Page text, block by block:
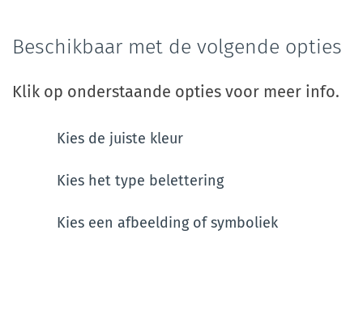
Beschikbaar met de volgende opties
Klik op onderstaande opties voor meer info.
Kies de juiste kleur
Kies het type belettering
Kies een afbeelding of symboliek